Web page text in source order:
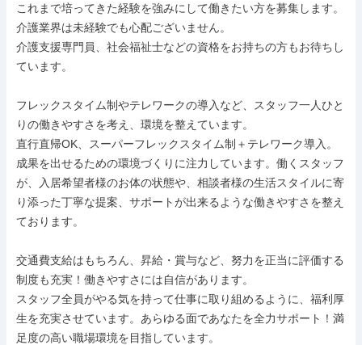
これまで培ってきた経験を強みにして働きたい方を募集します。
介護業界は未経験でも心配ございません。
介護支援専門員、社会福祉士などの資格をお持ちの方もお待ちし
ています。
フレックスタイム制やテレワークの導入など、スタッフ一人ひと
りの働きやすさを考え、環境を整えています。
直行直帰OK、スーパーフレックスタイム制＋テレワーク導入。
成果を出せるための環境づくりに注力しています。働くスタッフ
が、入居希望者様のお体の状態や、相談者様の生活スタイルに寄
り添った丁寧な提案、サポートが出来るような働きやすさを整え
ております。
交通費支給はもちろん、昇給・賞与など、努力を正当に評価する
制度も充実！働きやすさには自信があります。
スタッフ全員がやる気を持って仕事に取り組めるように、福利厚
生を充実させています。あらゆる面であなたを全力サポート！満
足度の高い職場環境を目指しています。